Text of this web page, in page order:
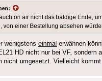
on air nicht das baldige Ende,
von einer Bestellung absehen
wenigstens einmal erwähnen
HD nicht nur bei VF,
nicht umgesetzt. Vielleicht